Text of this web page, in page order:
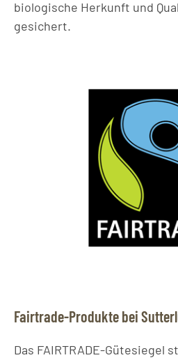
biologische Herkunft und
gesichert.
Fairtrade-Produkte bei
Das FAIRTRADE-Gütesiegel